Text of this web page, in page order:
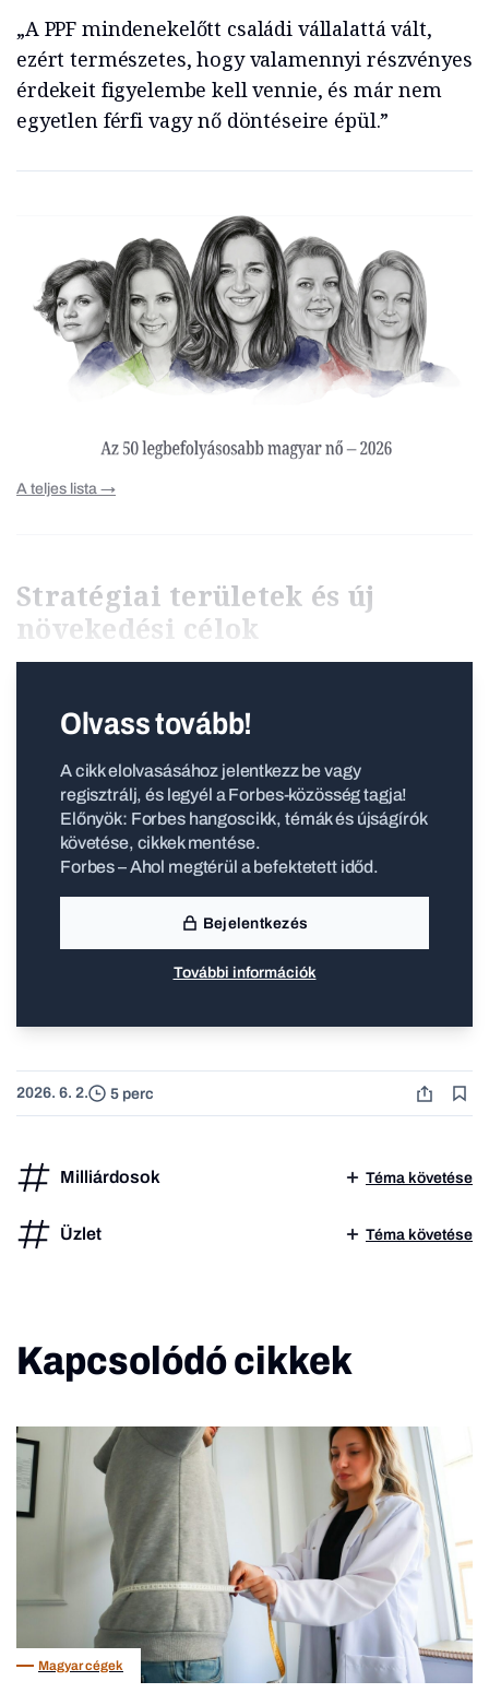
„A PPF mindenekelőtt családi vállalattá vált,
ezért természetes, hogy valamennyi részvényes
érdekeit figyelembe kell vennie, és már nem
egyetlen férfi vagy nő döntéseire épül.”
A teljes lista →
Stratégiai területek és új
növekedési célok
Olvass tovább!
A cikk elolvasásához jelentkezz be vagy
regisztrálj, és legyél a Forbes-közösség tagja!
Előnyök: Forbes hangoscikk, témák és újságírók
követése, cikkek mentése.
Forbes – Ahol megtérül a befektetett időd.
Bejelentkezés
További információk
2026. 6. 2. 5 perc
Milliárdosok Téma követése
Üzlet Téma követése
Kapcsolódó cikkek
Magyar cégek